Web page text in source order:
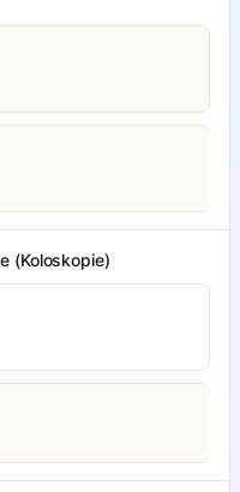
(Koloskopie)